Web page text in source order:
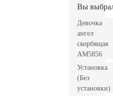
Вы
Девочка
ангел
скорбящая
AM5856
Установка
(Без
установки)